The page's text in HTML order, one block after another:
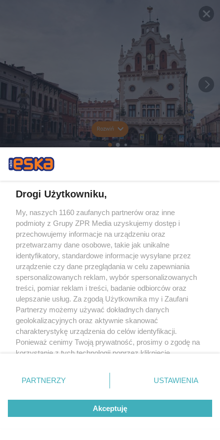
Rozwiń
Drogi Użytkowniku,
My, naszych 1160 zaufanych partnerów oraz inne
podmioty z Grupy ZPR Media uzyskujemy dostęp i
przechowujemy informacje na urządzeniu oraz
przetwarzamy dane osobowe, takie jak unikalne
identyfikatory, standardowe informacje wysyłane przez
urządzenie czy dane przeglądania w celu zapewniania
spersonalizowanych reklam, wybór spersonalizowanych
treści, pomiar reklam i treści, badanie odbiorców oraz
ulepszanie usług. Za zgodą Użytkownika my i Zaufani
Partnerzy możemy używać dokładnych danych
geolokalizacyjnych oraz aktywnie skanować
charakterystykę urządzenia do celów identyfikacji.
Ponieważ cenimy Twoją prywatność, prosimy o zgodę na
korzystanie z tych technologii poprzez kliknięcie
zmienić/wycofać klikając przycisk ustawień prywatności
znajdujący się w lewym dolnym rogu strony
rodzaje przetwarzania danych nie wymagają zgody
użytkownika, ale masz prawo sprzeciwić się takiemu
przetwarzaniu. Preferencje będą miały zastosowanie tylko
PARTNERZY USTAWIENIA
Akceptuję